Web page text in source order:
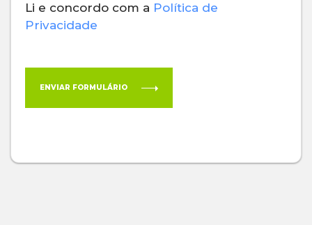
Li e concordo com a Política de
Privacidade
ENVIAR FORMULÁRIO